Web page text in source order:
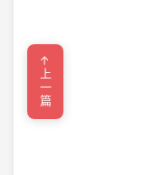
←上一篇